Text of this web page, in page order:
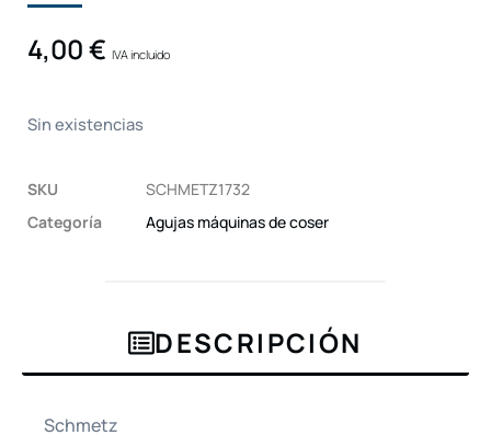
4,00€ IVA incluido
Sin existencias
SKU
SCHMETZ1732
Categoría
Agujas máquinas de coser
DESCRIPCIÓN
Schmetz